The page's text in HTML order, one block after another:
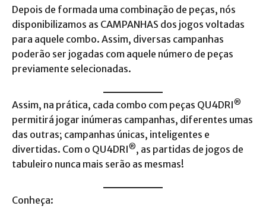
Depois de formada uma combinação de peças, nós
disponibilizamos as CAMPANHAS dos jogos voltadas
para aquele combo. Assim, diversas campanhas
poderão ser jogadas com aquele número de peças
previamente selecionadas.
Assim, na prática, cada combo com peças QU4DRI®
permitirá jogar inúmeras campanhas, diferentes umas
das outras; campanhas únicas, inteligentes e
divertidas. Com o QU4DRI®, as partidas de jogos de
tabuleiro nunca mais serão as mesmas!
Conheça: